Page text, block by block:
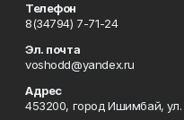
Телефон
8(34794) 7-71-24
Эл. почта
voshodd@yandex.ru
Адрес
453200, город Ишимбай, ул.